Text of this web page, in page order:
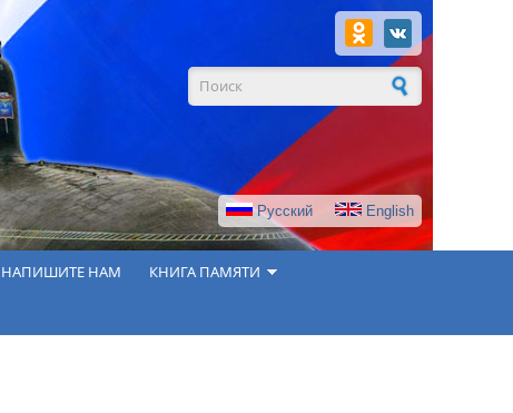
Форма поиска
Русский English
НАПИШИТЕ НАМ КНИГА ПАМЯТИ